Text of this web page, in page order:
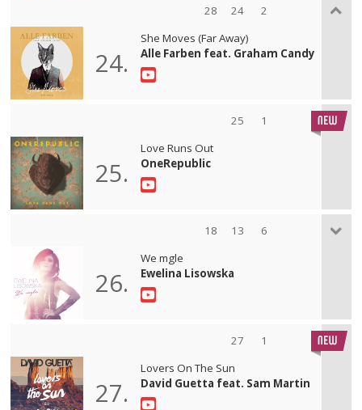
28 24 2
24.
She Moves (Far Away)
Alle Farben feat. Graham Candy
25 1
25.
Love Runs Out
OneRepublic
18 13 6
26.
We mgle
Ewelina Lisowska
27 1
27.
Lovers On The Sun
David Guetta feat. Sam Martin